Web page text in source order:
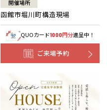
開催場所
函館市堀川町構造現場
QUOカード1000円分進呈中！
ご来場予約